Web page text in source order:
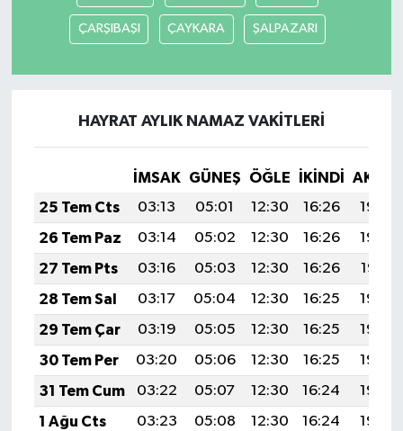
ÇARŞIBAŞI ÇAYKARA ŞALPAZARI
HAYRAT AYLIK NAMAZ VAKITLERI
İMSAK GÜNEŞ ÖĞLE İKINDI
25 Tem Cts
03:13 05:01 12:30 16:26
19:49
26 Tem Paz
03:14 05:02 12:30 16:26
19:48
27 Tem Pts
03:16 05:03 12:30 16:26
19:47
28 Tem Sal
03:17 05:04 12:30 16:25
19:46
29 Tem Çar
03:19 05:05 12:30 16:25
19:46
30 Tem Per
03:20 05:06 12:30 16:25
19:44
31 Tem Cum
03:22 05:07 12:30 16:24
19:43
1 Ağu Cts
03:23 05:08 12:30 16:24
19:42